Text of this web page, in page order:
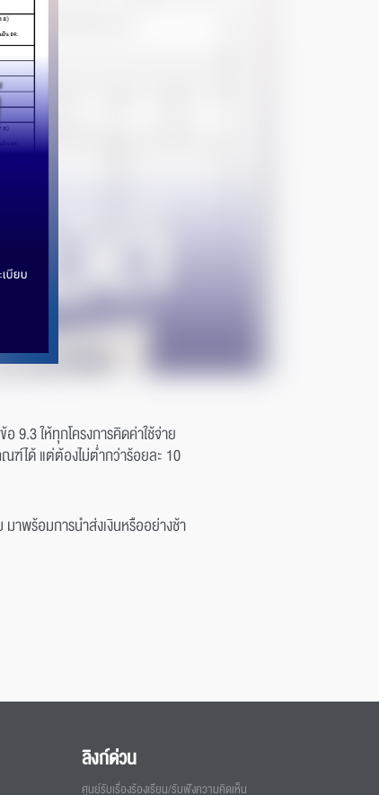
9.3 ให้ทุกโครงการคิดค่าใช้จ่าย
ฑ์ได้ แต่ต้องไม่ต่ำกว่าร้อยละ 10
มาพร้อมการนำส่งเงินหรืออย่างช้า
ลิงก์ด่วน
ศูนย์รับเรื่องร้องเรียน/รับฟังความคิดเห็น